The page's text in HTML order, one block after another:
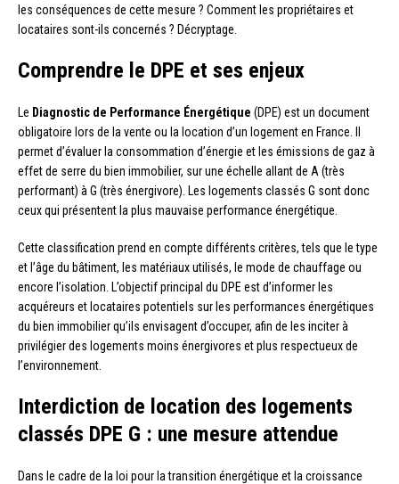
les conséquences de cette mesure ? Comment les propriétaires et
locataires sont-ils concernés ? Décryptage.
Comprendre le DPE et ses enjeux
Le Diagnostic de Performance Énergétique (DPE) est un document
obligatoire lors de la vente ou la location d’un logement en France. Il
permet d’évaluer la consommation d’énergie et les émissions de gaz à
effet de serre du bien immobilier, sur une échelle allant de A (très
performant) à G (très énergivore). Les logements classés G sont donc
ceux qui présentent la plus mauvaise performance énergétique.
Cette classification prend en compte différents critères, tels que le type
et l’âge du bâtiment, les matériaux utilisés, le mode de chauffage ou
encore l’isolation. L’objectif principal du DPE est d’informer les
acquéreurs et locataires potentiels sur les performances énergétiques
du bien immobilier qu’ils envisagent d’occuper, afin de les inciter à
privilégier des logements moins énergivores et plus respectueux de
l’environnement.
Interdiction de location des logements
classés DPE G : une mesure attendue
Dans le cadre de la loi pour la transition énergétique et la croissance